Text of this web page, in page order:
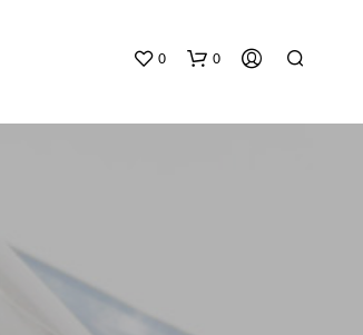
0 0